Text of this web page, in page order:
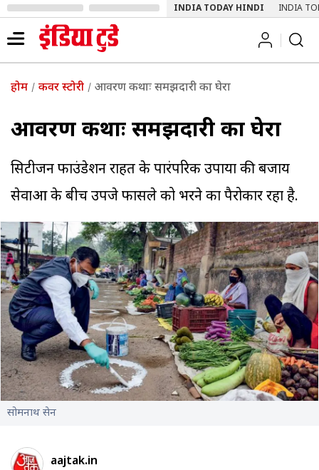
INDIA TODAY HINDI INDIA
होम कवर स्टोरी आवरण कथाः समझदारी का घेरा
आवरण कथाः समझदारी का घेरा
सिटीजन फाउंडेशन राहत के पारंपरिक उपायों की बजाय
सेवाओं के बीच उपजे फासले को भरने का पैरोकार रहा है.
सोमनाथ सेन
aajtak.in